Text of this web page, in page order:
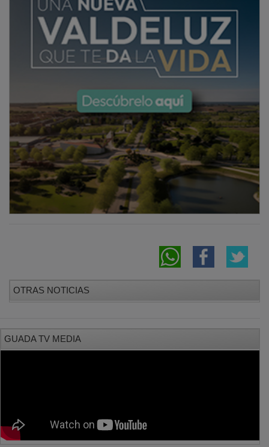
OTRAS NOTICIAS
GUADA TV MEDIA